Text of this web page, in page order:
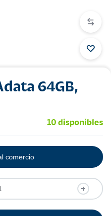
64GB,
10 disponibles
comercio